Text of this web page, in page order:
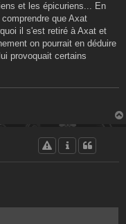
et les épicuriens... En
que Axat
il s'est retiré à Axat et
on pourrait en déduire
provoquait certains